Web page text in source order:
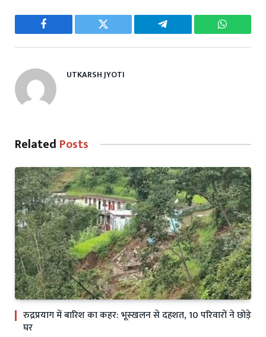
Facebook Twitter Telegram
UTKARSH JYOTI
Related Posts
रुद्रप्रयाग में बारिश का कहर: भूस्खलन से दहशत, 10 परिवारों ने छोड़े
घर